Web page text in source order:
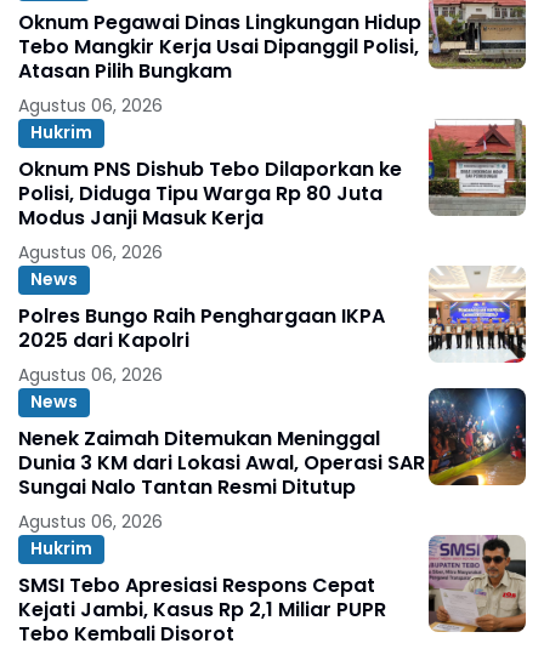
Oknum Pegawai Dinas Lingkungan Hidup
Tebo Mangkir Kerja Usai Dipanggil Polisi,
Atasan Pilih Bungkam
Agustus 06, 2026
Hukrim
Oknum PNS Dishub Tebo Dilaporkan ke
Polisi, Diduga Tipu Warga Rp 80 Juta
Modus Janji Masuk Kerja
Agustus 06, 2026
News
Polres Bungo Raih Penghargaan IKPA
2025 dari Kapolri
Agustus 06, 2026
News
Nenek Zaimah Ditemukan Meninggal
Dunia 3 KM dari Lokasi Awal, Operasi SAR
Sungai Nalo Tantan Resmi Ditutup
Agustus 06, 2026
Hukrim
SMSI Tebo Apresiasi Respons Cepat
Kejati Jambi, Kasus Rp 2,1 Miliar PUPR
Tebo Kembali Disorot